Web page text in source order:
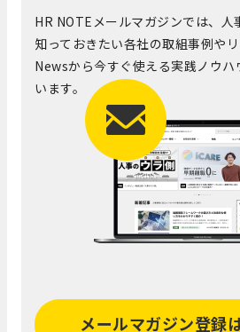
HR NOTEメールマガジンでは、人
知っておきたい各社の取組事例や
Newsから今すぐ使える実践ノウハ
います。
メールマガジン登録